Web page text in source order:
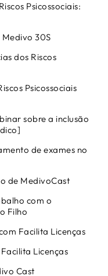
Psicossociais:
30S
dos Riscos
Psicossociais
sobre a inclusão
de exames no
de MedivoCast
com o
Filho
Facilita Licenças
Licenças
Cast